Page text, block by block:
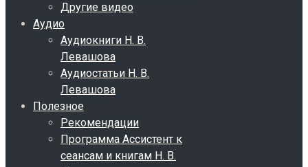
Другие видео
Аудио
Аудиокниги Н. В.
Левашова
Аудиостатьи Н. В.
Левашова
Полезное
Рекомендации
Программа Ассистент к
сеансам и книгам Н. В.